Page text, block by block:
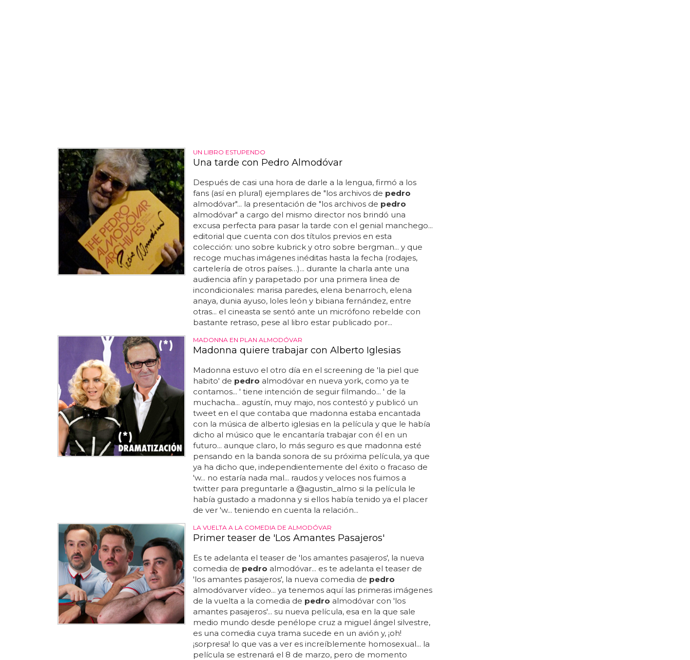
UN LIBRO ESTUPENDO
Una tarde con Pedro Almodóvar
Después de casi una hora de darle a la lengua, firmó a los
fans (así en plural) ejemplares de "los archivos de pedro
almodóvar"... la presentación de "los archivos de pedro
almodóvar" a cargo del mismo director nos brindó una
excusa perfecta para pasar la tarde con el genial manchego...
editorial que cuenta con dos títulos previos en esta
colección: uno sobre kubrick y otro sobre bergman... y que
recoge muchas imágenes inéditas hasta la fecha (rodajes,
cartelería de otros países…)... durante la charla ante una
audiencia afín y parapetado por una primera linea de
incondicionales: marisa paredes, elena benarroch, elena
anaya, dunia ayuso, loles león y bibiana fernández, entre
otras... el cineasta se sentó ante un micrófono rebelde con
bastante retraso, pese al libro estar publicado por...
MADONNA EN PLAN ALMODÓVAR
Madonna quiere trabajar con Alberto Iglesias
Madonna estuvo el otro día en el screening de 'la piel que
habito' de pedro almodóvar en nueva york, como ya te
contamos... ' tiene intención de seguir filmando... ' de la
muchacha... agustín, muy majo, nos contestó y publicó un
tweet en el que contaba que madonna estaba encantada
con la música de alberto iglesias en la película y que le había
dicho al músico que le encantaría trabajar con él en un
futuro... aunque claro, lo más seguro es que madonna esté
pensando en la banda sonora de su próxima película, ya que
ya ha dicho que, independientemente del éxito o fracaso de
'w... no estaría nada mal... raudos y veloces nos fuimos a
twitter para preguntarle a @agustin_almo si la película le
había gustado a madonna y si ellos había tenido ya el placer
de ver 'w... teniendo en cuenta la relación...
LA VUELTA A LA COMEDIA DE ALMODÓVAR
Primer teaser de 'Los Amantes Pasajeros'
Es te adelanta el teaser de 'los amantes pasajeros', la nueva
comedia de pedro almodóvar... es te adelanta el teaser de
'los amantes pasajeros', la nueva comedia de pedro
almodóvarver vídeo... ya tenemos aquí las primeras imágenes
de la vuelta a la comedia de pedro almodóvar con 'los
amantes pasajeros'... su nueva película, esa en la que sale
medio mundo desde penélope cruz a miguel ángel silvestre,
es una comedia cuya trama sucede en un avión y, ¡oh!
¡sorpresa! lo que vas a ver es increíblemente homosexual... la
película se estrenará el 8 de marzo, pero de momento